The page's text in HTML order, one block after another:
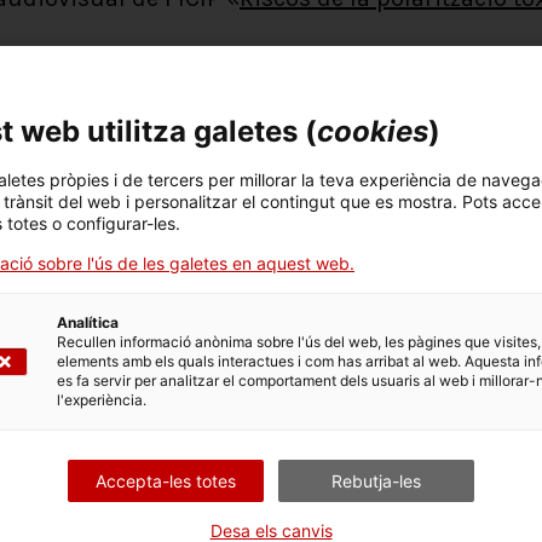
l’àrea «Diàleg social i polític» de l’ICIP
Poble Sec – Francesc Boix
Mundial es va crear l’Organització de les
guerres. Des de llavors s’han acabat molts
de nous, com és el cas actual de la invasió
En aquesta xerrada s’analitzarà com
en comencin de noves.
l’Escola de Cultura de Pau
web utilitza galetes (cookies)
pròpies i de tercers per millorar la teva experiència de
del web i personalitzar el contingut que es mostra. Pots
totes o configurar-les.
sobre l'ús de les galetes en aquest web.
Analítica
Recullen informació anònima sobre l'ús del web, les pàgines que
elements amb els quals interactues i com has arribat al web. Aquesta
es fa servir per analitzar el comportament dels usuaris al web i millorar-
l'experiència.
Accepta-les totes Rebutja-les
Desa els canvis